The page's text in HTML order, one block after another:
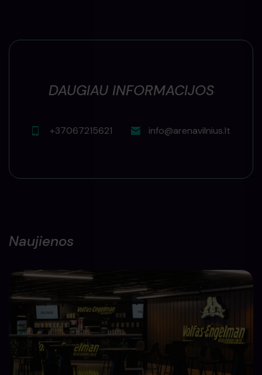
DAUGIAU INFORMACIJOS
+37067215621 info@arenavilnius.lt
Naujienos